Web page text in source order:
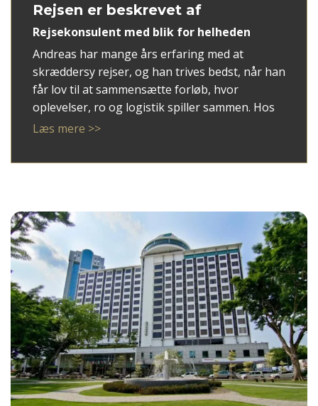
Rejsen er beskrevet af
Rejsekonsulent med blik for helheden
Andreas har mange års erfaring med at
skræddersy rejser, og han trives bedst, når han
får lov til at sammensætte forløb, hvor
oplevelser, ro og logistik spiller sammen. Hos
Tembo Travel bidrager han med både overblik
rejsen rigtig fra første kontakt.
gennem årene udviklet en dyb interesse for
Østafrika og safari. I dag bruger han sin
erfaring til at skabe gennemarbejdede og
personlige rejser til rejsemål i Asien og ved Det
Indiske Ocean – altid med fokus på kvalitet,
nærvær og ærlig rådgivning.
Læs mere >>